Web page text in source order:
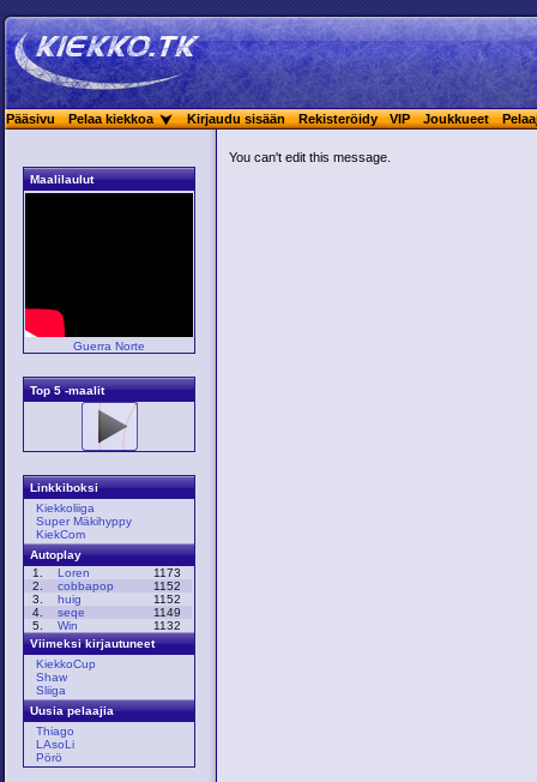
Pääsivu Pelaa kiekkoa Kirjaudu sisään Rekisteröidy VIP Joukkueet
Maalilaulut
Guerra Norte
Top 5 -maalit
Linkkiboksi
Kiekkoliiga
Super Mäkihyppy
KiekCom
Autoplay
1.
Loren
1173
2.
cobbapop
1152
3.
huig
1152
4.
seqe
1149
5.
Win
1132
Viimeksi kirjautuneet
KiekkoCup
Shaw
Sliiga
Uusia pelaajia
Thiago
LAsoLi
Pörö
You can't edit this message.